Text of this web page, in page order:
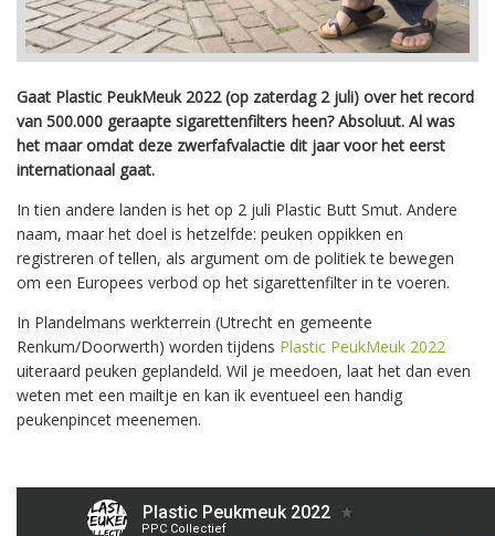
Gaat Plastic PeukMeuk 2022 (op zaterdag 2 juli) over het record
van 500.000 geraapte sigarettenfilters heen? Absoluut. Al was
het maar omdat deze zwerfafvalactie dit jaar voor het eerst
internationaal gaat.
In tien andere landen is het op 2 juli Plastic Butt Smut. Andere
naam, maar het doel is hetzelfde: peuken oppikken en
registreren of tellen, als argument om de politiek te bewegen
om een Europees verbod op het sigarettenfilter in te voeren.
In Plandelmans werkterrein (Utrecht en gemeente
Renkum/Doorwerth) worden tijdens Plastic PeukMeuk 2022
uiteraard peuken geplandeld. Wil je meedoen, laat het dan even
weten met een mailtje en kan ik eventueel een handig
peukenpincet meenemen.